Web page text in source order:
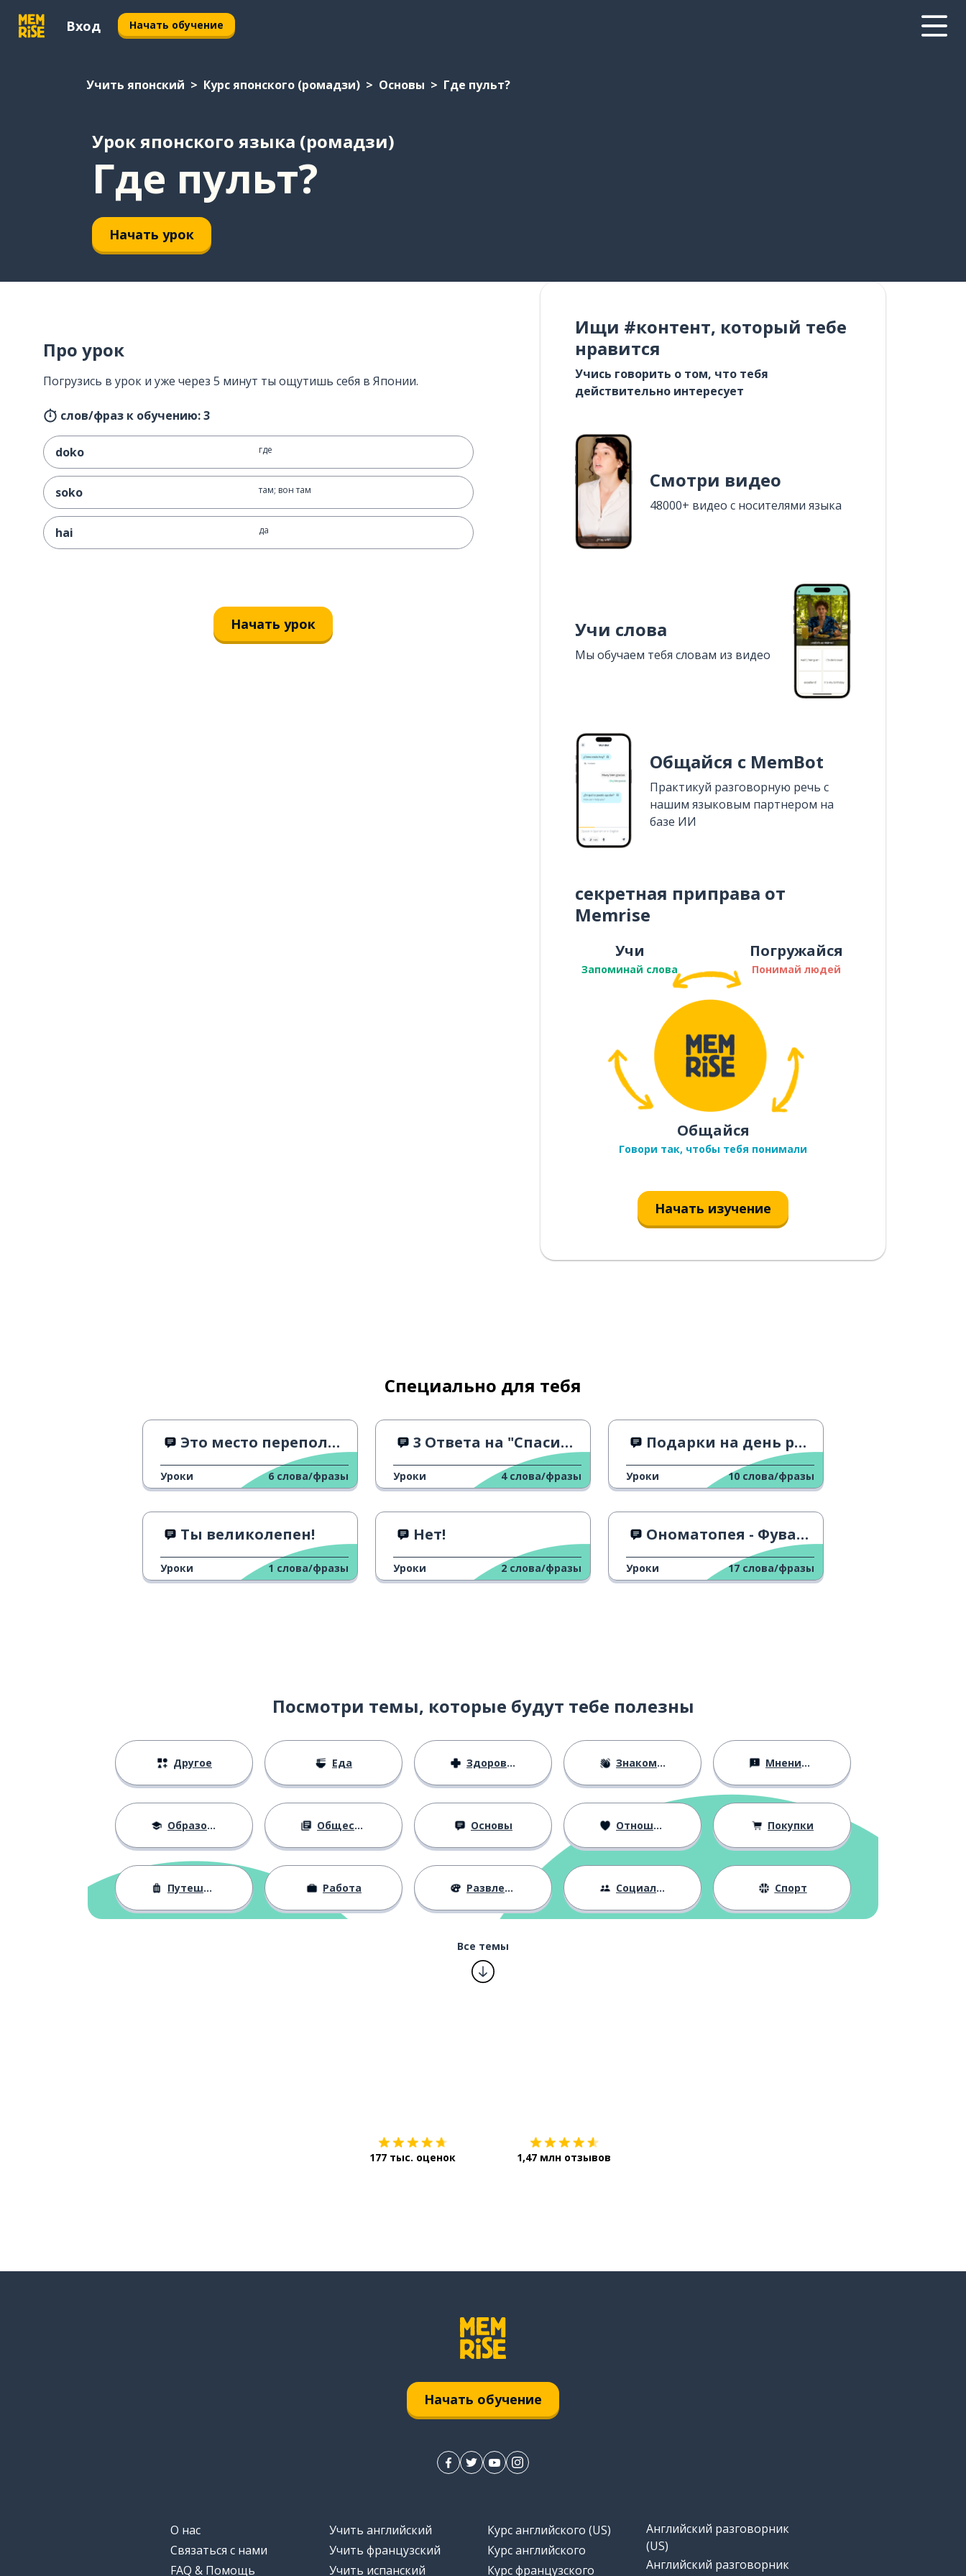
Вход Начать обучение
Учить японский Курс японского (ромадзи) Основы Где пульт?
Урок японского языка (ромадзи)
Где пульт?
Начать урок
Про урок
Погрузись в урок и уже через 5 минут ты ощутишь себя в Японии.
слов/фраз к обучению: 3
doko где
soko там; вон там
hai да
Начать урок
Ищи #контент, который тебе
нравится
Учись говорить о том, что тебя
действительно интересует
Смотри видео
48000+ видео с носителями языка
Учи слова
Мы обучаем тебя словам из видео
Общайся с MemBot
Практикуй разговорную речь с
нашим языковым партнером на
базе ИИ
секретная приправа от
Memrise
Учи
Запоминай слова
Погружайся
Понимай людей
Общайся
Говори так, чтобы тебя понимали
Начать изучение
Специально для тебя
Это место переполнено?
Уроки 6 слова/фразы
3 Ответа на "Спасибо"
Уроки 4 слова/фразы
Подарки на день рождения
Уроки 10 слова/фразы
Ты великолепен!
Уроки 1 слова/фразы
Нет!
Уроки 2 слова/фразы
Ономатопея - ФуваФува
Уроки 17 слова/фразы
Посмотри темы, которые будут тебе полезны
Другое Еда Здоровье Знакомство Мнения и убеждения
Образование Общество Основы Отношения Покупки
Путешествия Работа Развлечения Социальная жизнь Спорт
Все темы
177 тыс. оценок 1,47 млн отзывов
Начать обучение
О нас
Связаться с нами
FAQ & Помощь
Учить английский
Учить французский
Учить испанский
Курс английского (US)
Курс английского
Курс французского
Английский разговорник
(US)
Английский разговорник